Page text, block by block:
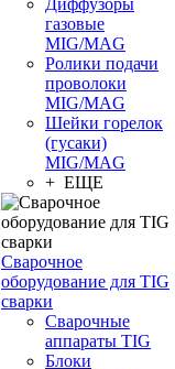
Диффузоры
газовые
MIG/MAG
Ролики подачи
проволоки
MIG/MAG
Шейки горелок
(гусаки)
MIG/MAG
+ ЕЩЕ
Сварочное
оборудование для TIG
сварки
Сварочные
аппараты TIG
Блоки